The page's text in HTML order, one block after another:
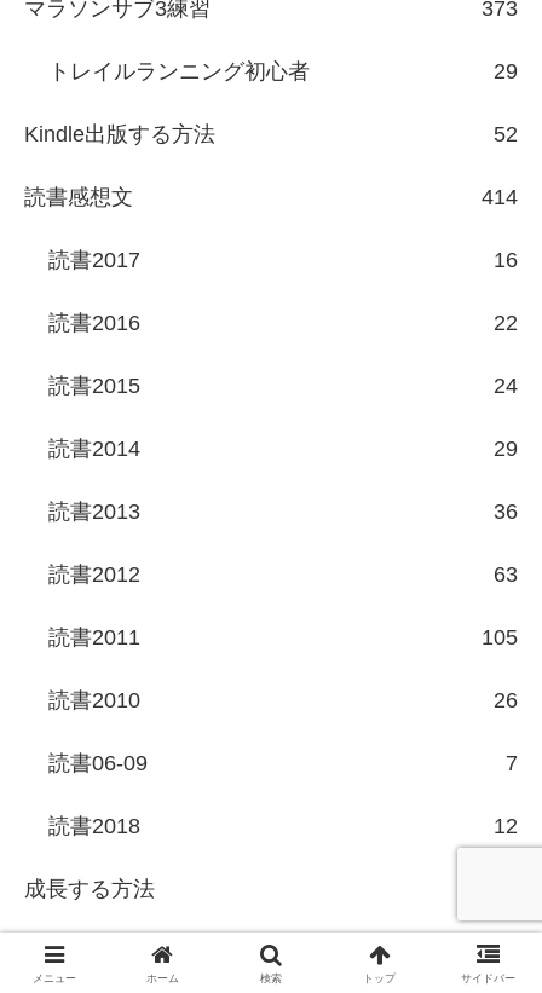
マラソンサブ3練習 373
トレイルランニング初心者 29
Kindle出版する方法 52
読書感想文 414
読書2017 16
読書2016 22
読書2015 24
読書2014 29
読書2013 36
読書2012 63
読書2011 105
読書2010 26
読書06-09 7
読書2018 12
成長する方法
セルフ・ブランディング
メニュー ホーム 検索 トップ サイドバー